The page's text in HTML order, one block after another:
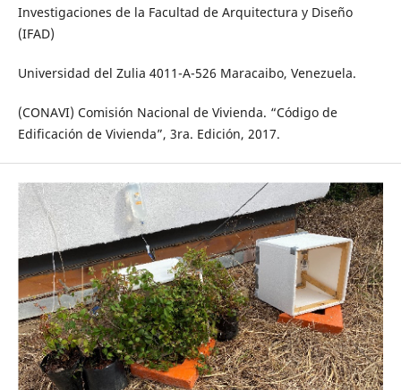
Investigaciones de la Facultad de Arquitectura y Diseño
(IFAD)
Universidad del Zulia 4011-A-526 Maracaibo, Venezuela.
(CONAVI) Comisión Nacional de Vivienda. “Código de
Edificación de Vivienda”, 3ra. Edición, 2017.